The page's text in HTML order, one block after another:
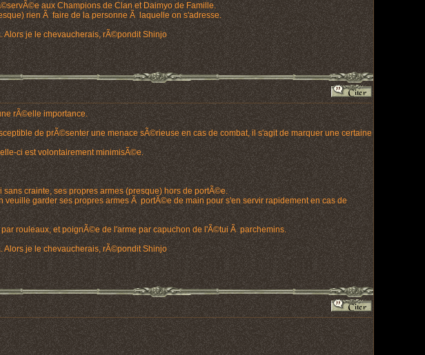
aux Champions de Clan et Daimyo de Famille.
rien Ã faire de la personne Ã laquelle on s'adresse.
Alors je le chevaucherais, rÃ©pondit Shinjo
rÃ©elle importance.
de prÃ©senter une menace sÃ©rieuse en cas de combat, il s'agit de marquer une certaine
ci est volontairement minimisÃ©e.
crainte, ses propres armes (presque) hors de portÃ©e.
garder ses propres armes Ã portÃ©e de main pour s'en servir rapidement en cas de
rouleaux, et poignÃ©e de l'arme par capuchon de l'Ã©tui Ã parchemins.
Alors je le chevaucherais, rÃ©pondit Shinjo